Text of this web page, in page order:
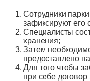
Сотрудники
зафиксируют его
Специалисты
хранения;
Затем
предоставлено
Для того чтобы
при себе договор